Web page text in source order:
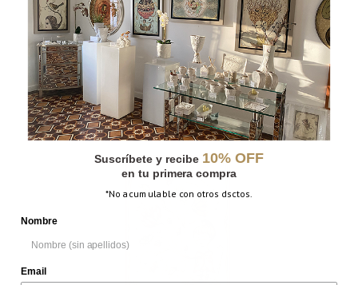
CÚPULA
Suscríbete y recibe 10% OFF
en tu primera compra
*No acumulable con otros dsctos.
Nombre
Email